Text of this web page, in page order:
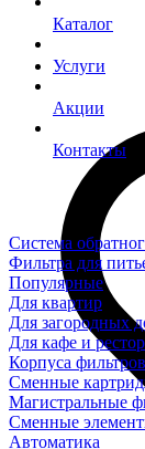
Каталог
Услуги
Акции
Контакты
Система
Фильтра для
Популярные
Для квартир
Для загородных
Для кафе и
Корпуса фильтров
Сменные
Магистральные
Сменные
Автоматика